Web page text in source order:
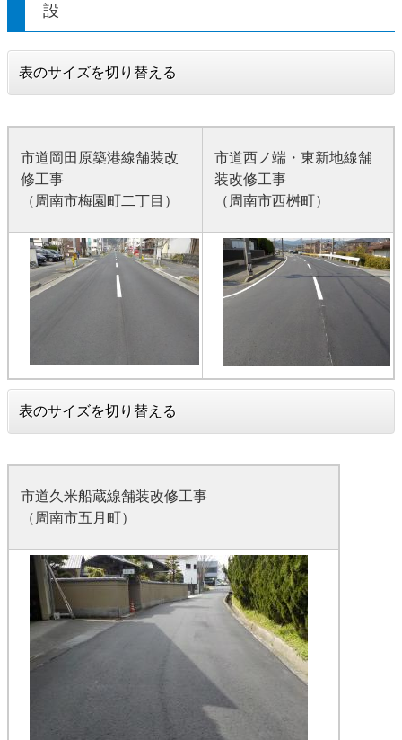
設
表のサイズを切り替える
市道岡田原築港線舗装改
修工事
（周南市梅園町二丁目）
市道西ノ端・東新地線舗
装改修工事
（周南市西桝町）
表のサイズを切り替える
市道久米船蔵線舗装改修工事
（周南市五月町）